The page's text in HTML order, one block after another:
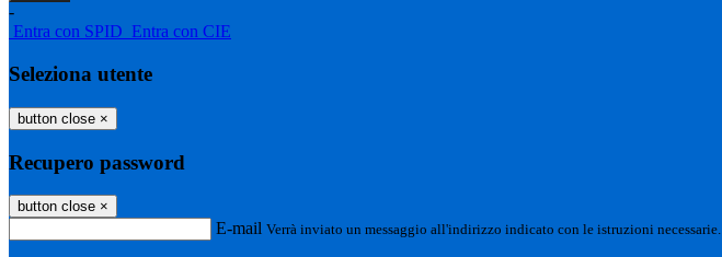
-
Entra con SPID Entra con CIE
Seleziona utente
button close ×
Recupero password
button close ×
E-mail Verrà inviato un messaggio all'indirizzo indicato con le istruzioni necessarie.